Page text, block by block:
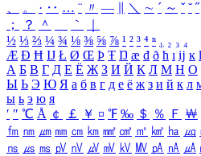
、
。 · ‥ … ¨ 〃 ― ＼ ∼ ´ ～ ˇ ˘ ˝
；
？ ＾ ｀
½ ⅓ ⅔ ¼ ¾ ⅛ ⅜ ⅝ ⅞ ¹ ² ³ ⁴ ⁿ ₁ ₂ ₃ ₄
Æ Ð Ħ Ĳ Ł Ø Œ Þ Ŧ Ŋ æ đ ð ħ ı ĳ ĸ
А Б В Г Д Е Ё Ж З И Й К Л М Н О
Ы Ь Э Ю Я а б в г д е ё ж з и й к л
ы ь э ю я
′ ″ ℃ Å ￠ ￡ ￥ ¤ ℉ ‰ ＄ ％ Ｆ ￦
㎙ ㎚ ㎛ ㎜ ㎝ ㎞ ㎟ ㎠ ㎡ ㎢ ㏊ ㎍
㎱ ㎲ ㎳ ㎴ ㎵ ㎶ ㎷ ㎸ ㎹ ㎀ ㎁ ㎂